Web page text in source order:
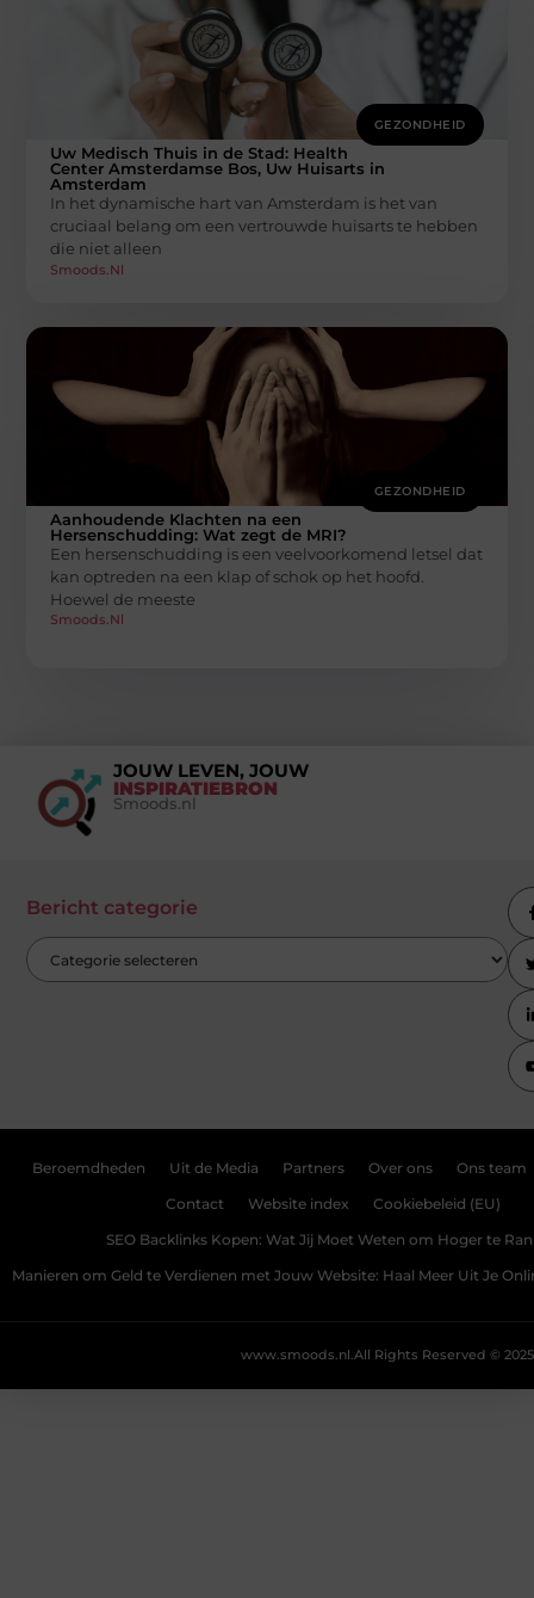
GEZONDHEID
Uw Medisch Thuis in de Stad: Health
Center Amsterdamse Bos, Uw Huisarts in
Amsterdam
In het dynamische hart van Amsterdam is het van
cruciaal belang om een vertrouwde huisarts te hebben
die niet alleen
Smoods.nl
GEZONDHEID
Aanhoudende Klachten na een
Hersenschudding: Wat zegt de MRI?
Een hersenschudding is een veelvoorkomend letsel dat
kan optreden na een klap of schok op het hoofd.
Hoewel de meeste
Smoods.nl
JOUW LEVEN, JOUW
INSPIRATIEBRON
Smoods.nl
Bericht categorie
Beroemdheden Uit de Media Partners Over ons Ons team
Contact Website index Cookiebeleid (EU)
SEO Backlinks Kopen: Wat Jij Moet Weten om Hoger te
Manieren om Geld te Verdienen met Jouw Website: Haal Meer Uit Je
All Rights Reserved © 2025
www.smoods.nl.